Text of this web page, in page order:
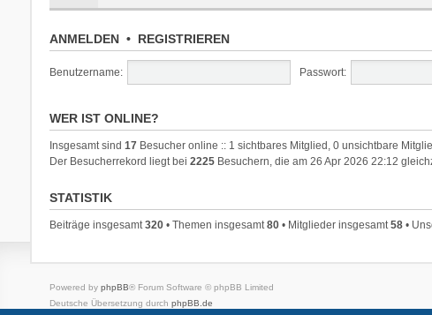
ANMELDEN• REGISTRIEREN
Benutzername: Passwort:
WER IST ONLINE?
Insgesamt sind 17Besucher online :: 1 sichtbares Mitglied, 0 unsichtbare
Der Besucherrekord liegt bei 2225Besuchern, die am 26 Apr 2026 22:12
STATISTIK
Beiträge insgesamt 320• Themen insgesamt 80• Mitglieder insgesamt 58•
Powered by phpBB® Forum Software © phpBB Limited
Deutsche Übersetzung durch phpBB.de